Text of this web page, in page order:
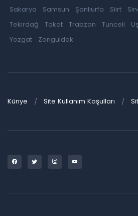
Sakarya
Samsun Şanlıurfa Siirt
Tekirdağ
Tokat Trabzon Tunceli
Yozgat
Zonguldak
Künye Site Kullanım Koşulları